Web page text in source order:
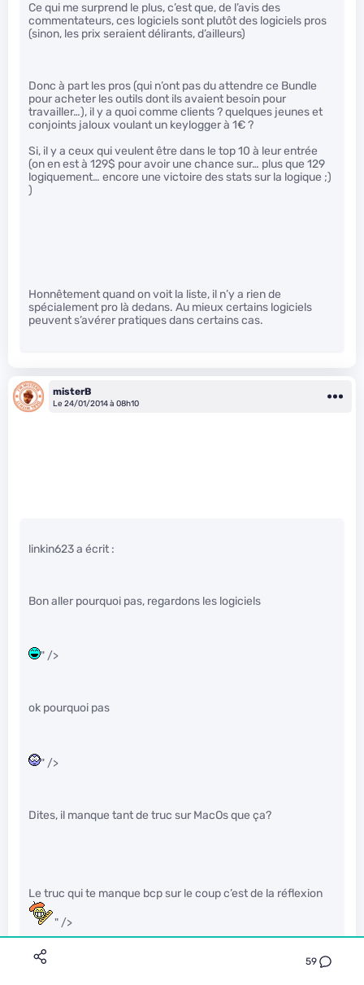
59
Ce qui me surprend le plus, c’est que, de l’avis des
commentateurs, ces logiciels sont plutôt des logiciels pros
(sinon, les prix seraient délirants, d’ailleurs)
Donc à part les pros (qui n’ont pas du attendre ce Bundle
pour acheter les outils dont ils avaient besoin pour
travailler…), il y a quoi comme clients ? quelques jeunes et
conjoints jaloux voulant un keylogger à 1€ ?
Si, il y a ceux qui veulent être dans le top 10 à leur entrée
(on en est à 129$ pour avoir une chance sur… plus que 129
logiquement… encore une victoire des stats sur la logique ;)
)
Honnêtement quand on voit la liste, il n’y a rien de
spécialement pro là dedans. Au mieux certains logiciels
peuvent s’avérer pratiques dans certains cas.
misterB
Le 24/01/2014 à 08h10
linkin623 a écrit :
Bon aller pourquoi pas, regardons les logiciels
" />
ok pourquoi pas
" />
Dites, il manque tant de truc sur MacOs que ça?
Le truc qui te manque bcp sur le coup c’est de la réflexion
" />